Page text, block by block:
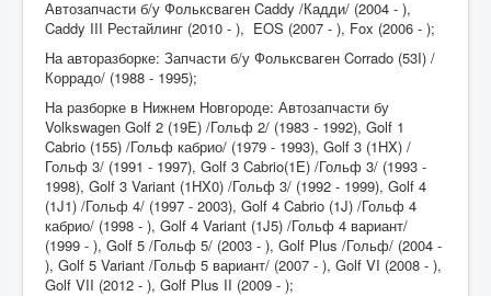
Автозапчасти б/у Фольксваген Caddy /Кадди/ (2004 - ),
Caddy III Рестайлинг (2010 - ), EOS (2007 - ), Fox (2006 - );
На авторазборке: Запчасти б/у Фольксваген Corrado (53I) /
Коррадо/ (1988 - 1995);
На разборке в Нижнем Новгороде: Автозапчасти бу
Volkswagen Golf 2 (19E) /Гольф 2/ (1983 - 1992), Golf 1
Cabrio (155) /Гольф кабрио/ (1979 - 1993), Golf 3 (1HX) /
Гольф 3/ (1991 - 1997), Golf 3 Cabrio(1E) /Гольф 3/ (1993 -
1998), Golf 3 Variant (1HX0) /Гольф 3/ (1992 - 1999), Golf 4
(1J1) /Гольф 4/ (1997 - 2003), Golf 4 Cabrio (1J) /Гольф 4
кабрио/ (1998 - ), Golf 4 Variant (1J5) /Гольф 4 вариант/
(1999 - ), Golf 5 /Гольф 5/ (2003 - ), Golf Plus /Гольф/ (2004 -
), Golf 5 Variant /Гольф 5 вариант/ (2007 - ), Golf VI (2008 - ),
Golf VII (2012 - ), Golf Plus II (2009 - );